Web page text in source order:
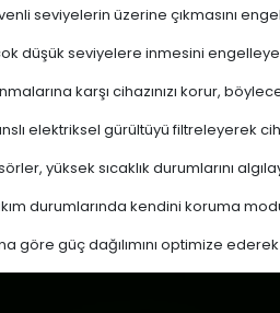
seviyelerin üzerine çıkmasını
düşük seviyelere inmesini
karşı cihazınızı korur,
elektriksel gürültüyü filtreleyerek
yüksek sıcaklık durumlarını
durumlarında kendini koruma
göre güç dağılımını optimize